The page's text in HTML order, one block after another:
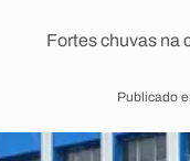
Fortes chuvas na
Publicado